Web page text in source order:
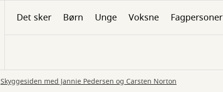
Det sker Børn Unge Voksne Fagpersoner
Skyggesiden med Jannie Pedersen og Carsten Norton